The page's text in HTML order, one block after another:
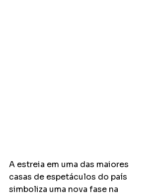
A estreia em uma das maiores
casas de espetáculos do país
simboliza uma nova fase na